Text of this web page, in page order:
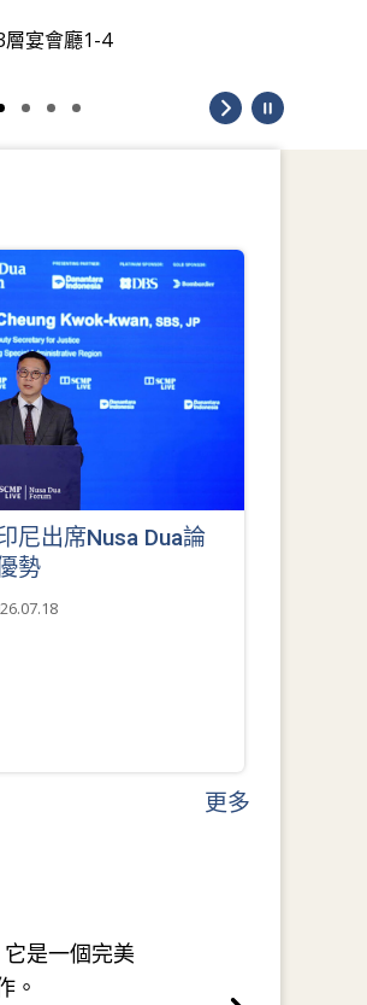
宴會廳1-4
尼出席Nusa Dua論
勢
更多
是一個完美
。